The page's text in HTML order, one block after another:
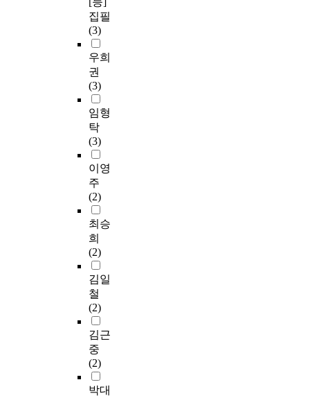
집필
(3)
우희
권
(3)
임형
탁
(3)
이영
주
(2)
최승
희
(2)
김일
철
(2)
김근
중
(2)
박대